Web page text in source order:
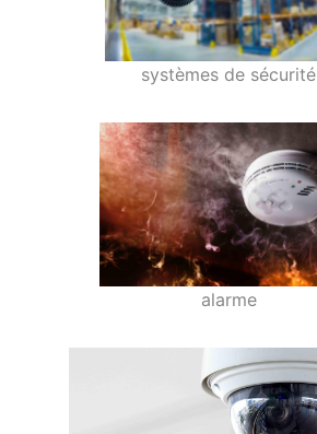
systèmes de sécurité
alarme